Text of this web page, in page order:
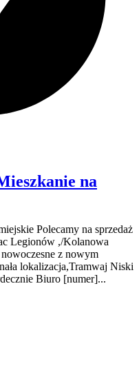
na
Polecamy na sprzedaż
Legionów ,/Kolanowa
z nowym
lokalizacja,Tramwaj Niski
Biuro [numer]...